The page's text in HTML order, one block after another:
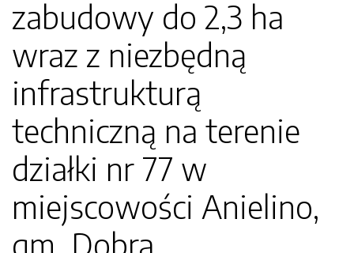
zabudowy do 2,3 ha
wraz z niezbędną
infrastrukturą
techniczną na terenie
działki nr 77 w
miejscowości Anielino,
gm. Dobra.